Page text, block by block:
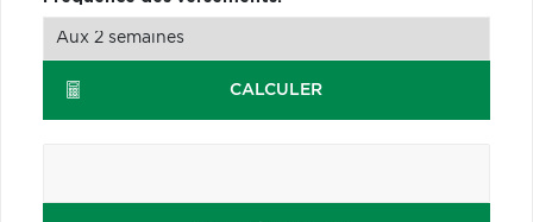
CALCULER